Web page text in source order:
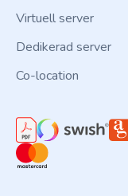
Virtuell server
Dedikerad server
Co-location